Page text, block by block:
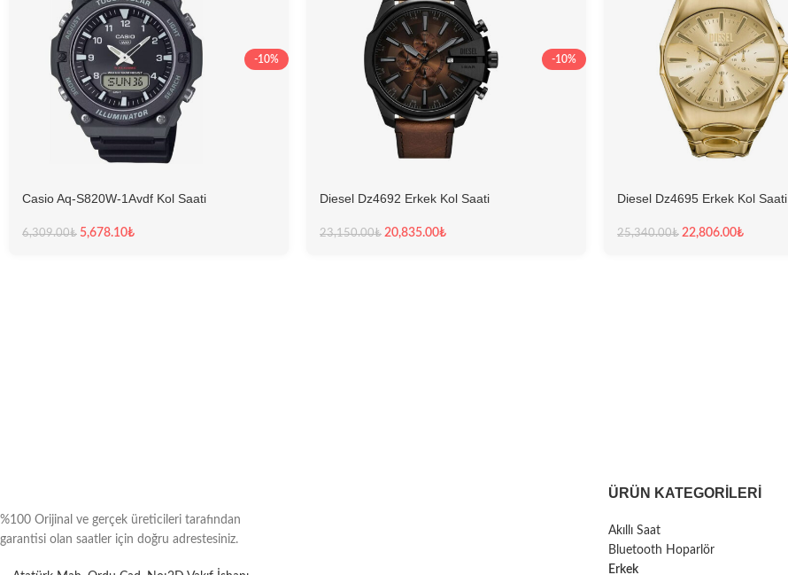
-10%
Casio Aq-S820W-1Avdf Kol Saati
6,309.00₺ 5,678.10₺
-10%
Diesel Dz4692 Erkek Kol Saati
23,150.00₺ 20,835.00₺
Diesel Dz4695 Erkek Kol Saati
25,340.00₺ 22,806.00₺
%100 Orijinal ve gerçek üreticileri tarafından
garantisi olan saatler için doğru adrestesiniz.
ÜRÜN KATEGORILERI
Akıllı Saat
Bluetooth Hoparlör
Erkek